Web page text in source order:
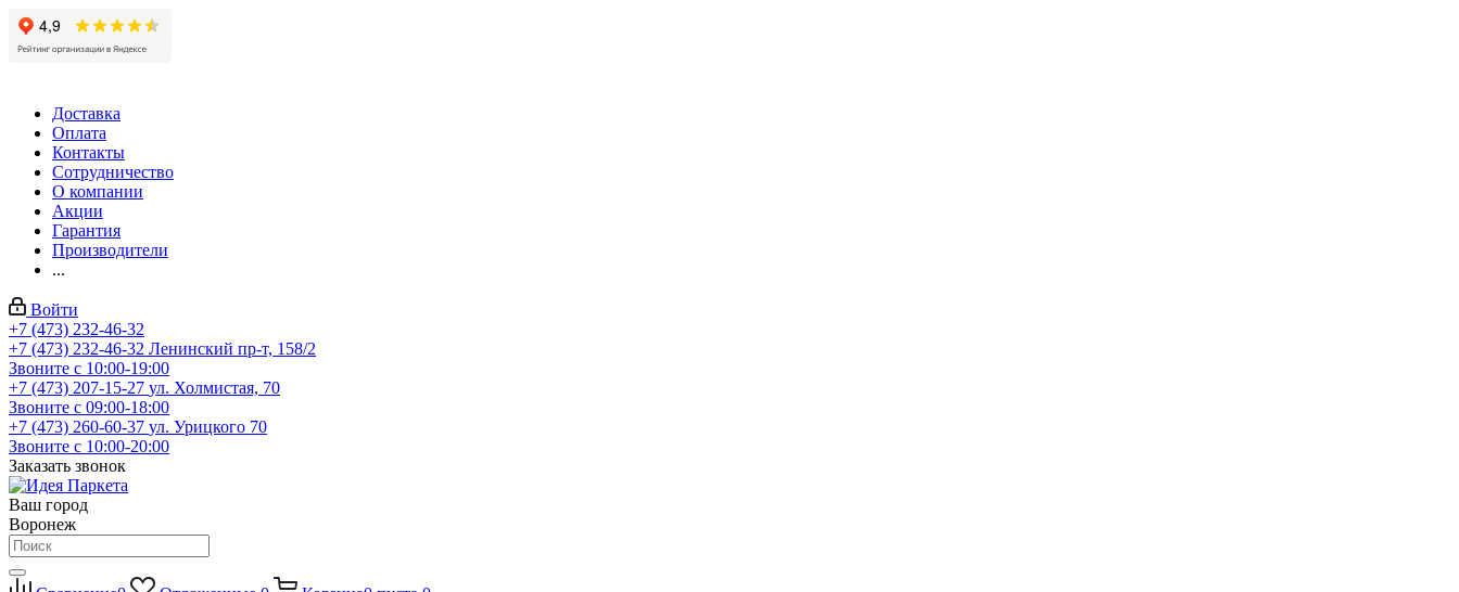
Доставка
Оплата
Контакты
Сотрудничество
О компании
Акции
Гарантия
Производители
...
Войти
+7 (473) 232-46-32
+7 (473) 232-46-32 Ленинский пр-т, 158/2
Звоните с 10:00-19:00
+7 (473) 207-15-27 ул. Холмистая, 70
Звоните с 09:00-18:00
+7 (473) 260-60-37 ул. Урицкого 70
Звоните с 10:00-20:00
Заказать звонок
Ваш город
Воронеж